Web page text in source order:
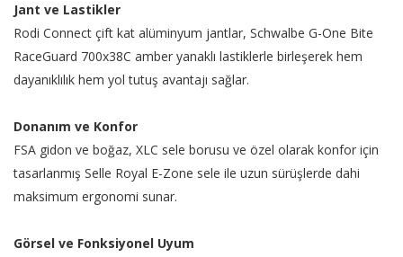
Jant ve Lastikler
Rodi Connect çift kat alüminyum jantlar, Schwalbe G-One Bite
RaceGuard 700x38C amber yanaklı lastiklerle birleşerek hem
dayanıklılık hem yol tutuş avantajı sağlar.
Donanım ve Konfor
FSA gidon ve boğaz, XLC sele borusu ve özel olarak konfor için
tasarlanmış Selle Royal E-Zone sele ile uzun sürüşlerde dahi
maksimum ergonomi sunar.
Görsel ve Fonksiyonel Uyum